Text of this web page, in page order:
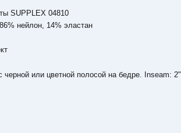
SUPPLEX 04810
нейлон, 14% эластан
или цветной полосой на бедре. Inseam: 2"